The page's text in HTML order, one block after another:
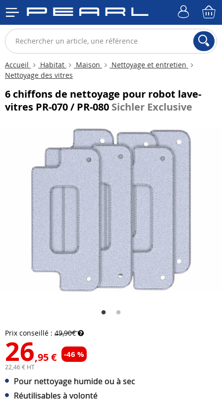
Accueil Habitat Maison
Nettoyage et entretien
Nettoyage des vitres
6 chiffons de nettoyage pour robot lave-
vitres PR-070 / PR-080 Sichler Exclusive
Prix conseillé : 49,90€
26,95 € -46 %
22,46 € HT
Pour nettoyage humide ou à sec
Réutilisables à volonté